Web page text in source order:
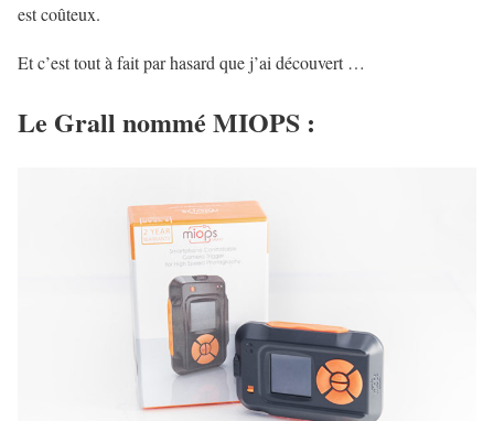
est coûteux.
Et c’est tout à fait par hasard que j’ai découvert …
Le Grall nommé MIOPS :